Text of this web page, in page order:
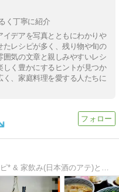
く丁寧に紹介
デアを写真とともにわかりや
レシピが多く、残り物や旬の
気の文章と親しみやすいレシ
しく豊かにするヒントが見つか
く、家庭料理を愛する人たちに
2人暮らしの ＊家ごはん*献立*レシピ* & 家飲み(日本酒のアテ)と日本酒＊ たまに居酒屋や外食なども♪